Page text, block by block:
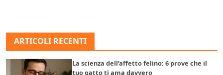
ARTICOLI RECENTI
La scienza dell’affetto felino: 6 prove che il
tuo gatto ti ama davvero